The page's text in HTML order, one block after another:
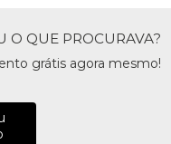
O QUE PROCURAVA?
grátis agora mesmo!